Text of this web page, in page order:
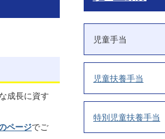
成長に資す
ページでご
児童手当
児童扶養手当
特別児童扶養手当